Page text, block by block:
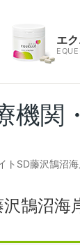
エ
機関
トSD藤沢鵠沼
鵠沼海